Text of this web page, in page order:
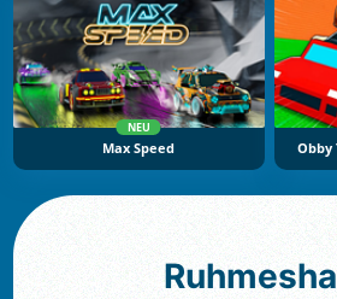
NEU
Max Speed Obby